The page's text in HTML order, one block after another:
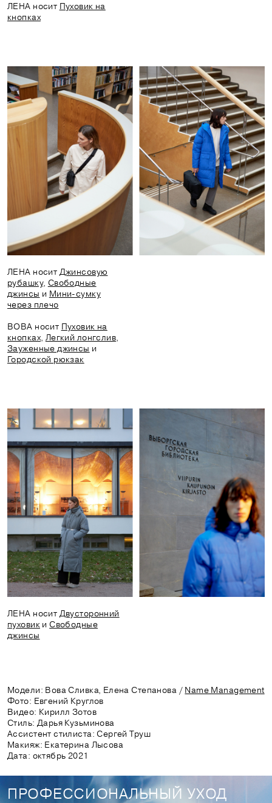
ЛЕНА носит Пуховик на
кнопках
ЛЕНА носит Джинсовую
рубашку, Свободные
джинсы и Мини-сумку
через плечо
ВОВА носит Пуховик на
кнопках, Легкий лонгслив
Зауженные джинсы и
Городской рюкзак
ЛЕНА носит Двусторонний
пуховики Свободные
джинсы
Модели: Вова Сливка, Елена Степанова / Name Management
Фото: Евгений Круглов
Видео: Кирилл Зотов
Стиль: Дарья Кузьминова
Ассистент стилиста: Сергей Труш
Макияж: Екатерина Лысова
Дата: октябрь 2021
ПРОФЕССИОНАЛЬНЫЙ УХОД